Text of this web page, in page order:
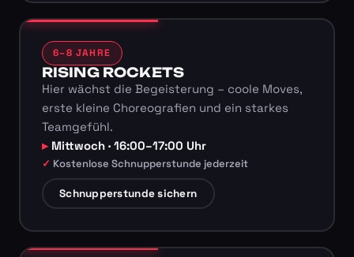
6–8 JAHRE
RISING ROCKETS
Hier wächst die Begeisterung – coole Moves,
erste kleine Choreografien und ein starkes
Teamgefühl.
Mittwoch · 16:00–17:00 Uhr
Kostenlose Schnupperstunde jederzeit
Schnupperstunde sichern